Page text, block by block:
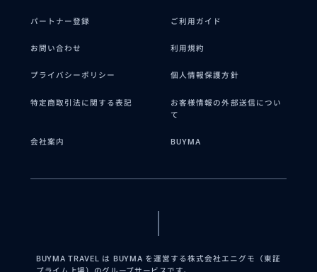
パートナー登録 ご利用ガイド
お問い合わせ 利用規約
プライバシーポリシー 個人情報保護方針
特定商取引法に関する表記
お客様情報の外部送信につい
て
会社案内 BUYMA
BUYMA TRAVEL は BUYMA を運営する株式会社エニグモ（東証